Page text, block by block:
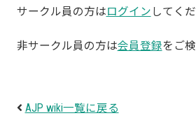
サークル員の方はログイン してくだ
非サークル員の方は会員登録をご
AJP wiki一覧に戻る